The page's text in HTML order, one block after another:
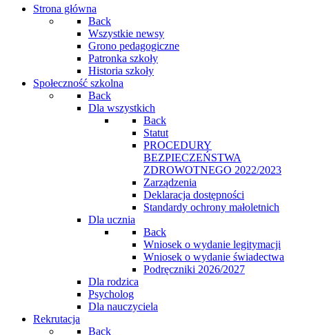
Strona główna
Back
Wszystkie newsy
Grono pedagogiczne
Patronka szkoły
Historia szkoły
Społeczność szkolna
Back
Dla wszystkich
Back
Statut
PROCEDURY
BEZPIECZEŃSTWA
ZDROWOTNEGO 2022/2023
Zarządzenia
Deklaracja dostępności
Standardy ochrony małoletnich
Dla ucznia
Back
Wniosek o wydanie legitymacji
Wniosek o wydanie świadectwa
Podręczniki 2026/2027
Dla rodzica
Psycholog
Dla nauczyciela
Rekrutacja
Back